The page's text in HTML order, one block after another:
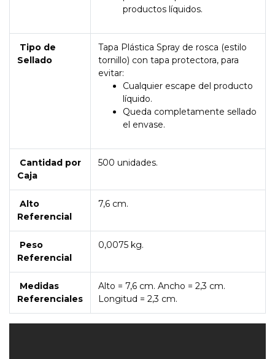
productos líquidos.
Tipo de
Sellado
Tapa Plástica Spray de rosca (estilo
tornillo) con tapa protectora, para
evitar:
Cualquier escape del producto
líquido.
Queda completamente sellado
el envase.
Cantidad por
Caja
500 unidades.
Alto
Referencial
7,6 cm.
Peso
Referencial
0,0075 kg.
Medidas
Referenciales
Alto = 7,6 cm. Ancho = 2,3 cm.
Longitud = 2,3 cm.